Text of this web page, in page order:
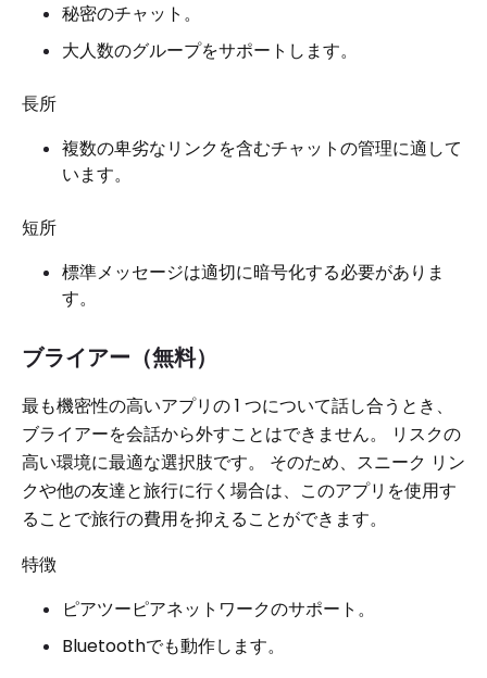
秘密のチャット。
大人数のグループをサポートします。
長所
複数の卑劣なリンクを含むチャットの管理に適して
います。
短所
標準メッセージは適切に暗号化する必要がありま
す。
ブライアー（無料）
最も機密性の高いアプリの 1 つについて話し合うとき、
ブライアーを会話から外すことはできません。 リスクの
高い環境に最適な選択肢です。 そのため、スニーク リン
クや他の友達と旅行に行く場合は、このアプリを使用す
ることで旅行の費用を抑えることができます。
特徴
ピアツーピアネットワークのサポート。
Bluetoothでも動作します。